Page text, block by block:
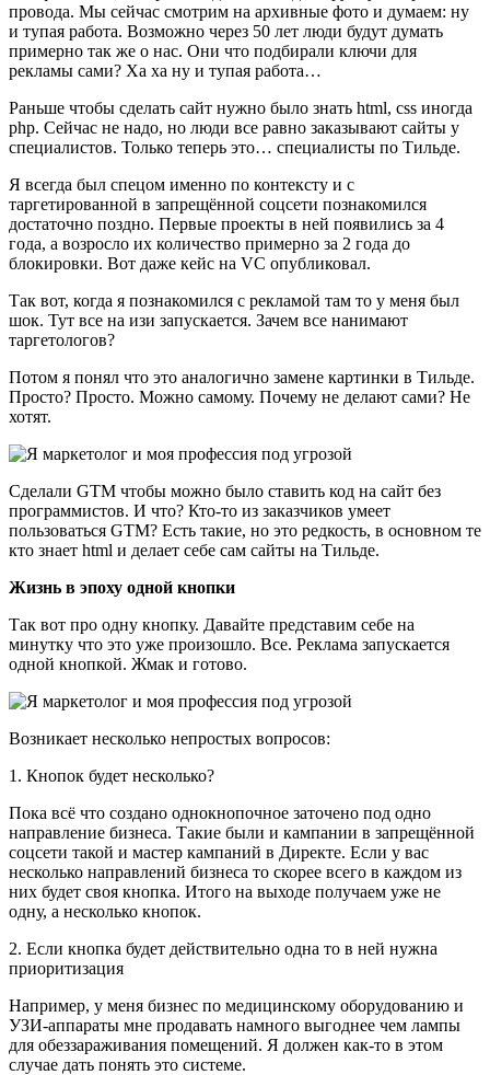
провода. Мы сейчас смотрим на архивные фото и думаем: ну
и тупая работа. Возможно через 50 лет люди будут думать
примерно так же о нас. Они что подбирали ключи для
рекламы сами? Ха ха ну и тупая работа…
Раньше чтобы сделать сайт нужно было знать html, css иногда
php. Сейчас не надо, но люди все равно заказывают сайты у
специалистов. Только теперь это… специалисты по Тильде.
Я всегда был спецом именно по контексту и с
таргетированной в запрещённой соцсети познакомился
достаточно поздно. Первые проекты в ней появились за 4
года, а возросло их количество примерно за 2 года до
блокировки. Вот даже кейс на VC опубликовал.
Так вот, когда я познакомился с рекламой там то у меня был
шок. Тут все на изи запускается. Зачем все нанимают
таргетологов?
Потом я понял что это аналогично замене картинки в Тильде.
Просто? Просто. Можно самому. Почему не делают сами? Не
хотят.
Сделали GTM чтобы можно было ставить код на сайт без
программистов. И что? Кто-то из заказчиков умеет
пользоваться GTM? Есть такие, но это редкость, в основном те
кто знает html и делает себе сам сайты на Тильде.
Жизнь в эпоху одной кнопки
Так вот про одну кнопку. Давайте представим себе на
минутку что это уже произошло. Все. Реклама запускается
одной кнопкой. Жмак и готово.
Возникает несколько непростых вопросов:
1. Кнопок будет несколько?
Пока всё что создано однокнопочное заточено под одно
направление бизнеса. Такие были и кампании в запрещённой
соцсети такой и мастер кампаний в Директе. Если у вас
несколько направлений бизнеса то скорее всего в каждом из
них будет своя кнопка. Итого на выходе получаем уже не
одну, а несколько кнопок.
2. Если кнопка будет действительно одна то в ней нужна
приоритизация
Например, у меня бизнес по медицинскому оборудованию и
УЗИ-аппараты мне продавать намного выгоднее чем лампы
для обеззараживания помещений. Я должен как-то в этом
случае дать понять это системе.